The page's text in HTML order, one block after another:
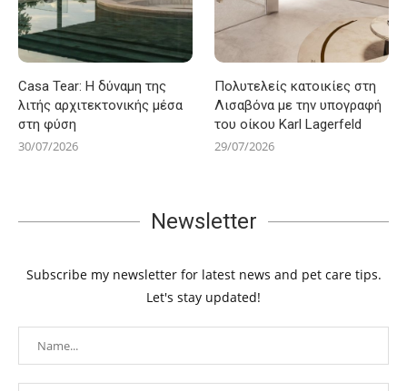
Casa Tear: Η δύναμη της
λιτής αρχιτεκτονικής μέσα
στη φύση
30/07/2026
Πολυτελείς κατοικίες στη
Λισαβόνα με την υπογραφή
του οίκου Karl Lagerfeld
29/07/2026
Newsletter
Subscribe my newsletter for latest news and pet care tips.
Let's stay updated!